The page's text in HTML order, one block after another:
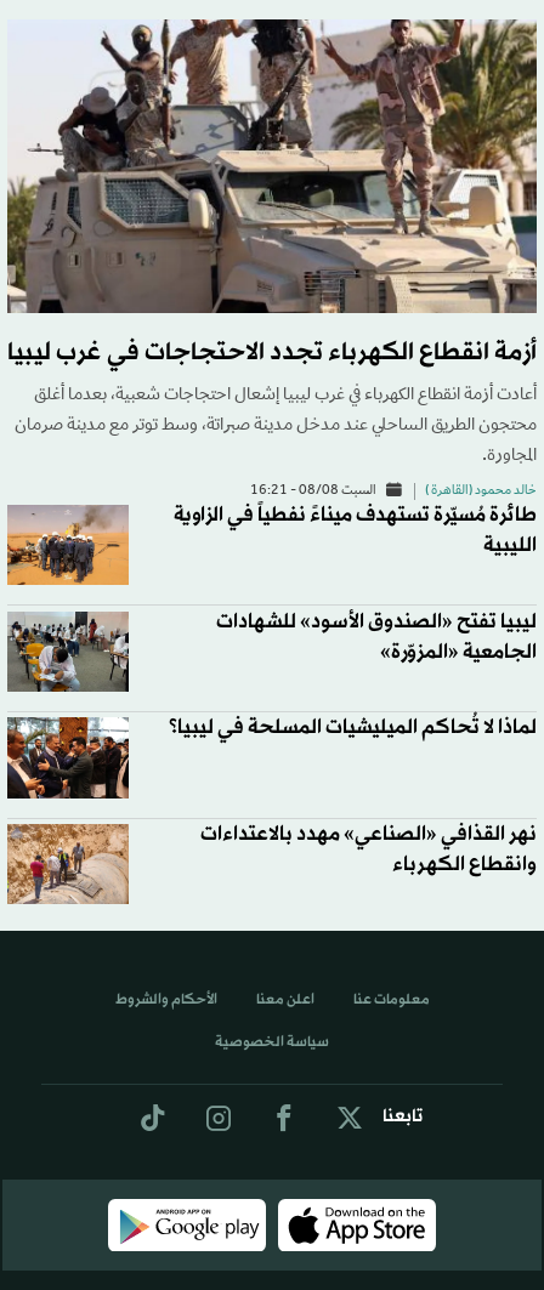
أزمة انقطاع الكهرباء تجدد الاحتجاجات في غرب ليبيا
أعادت أزمة انقطاع الكهرباء في غرب ليبيا إشعال احتجاجات شعبية، بعدما أغلق
محتجون الطريق الساحلي عند مدخل مدينة صبراتة، وسط توتر مع مدينة صرمان
المجاورة.
خالد محمود (القاهرة ) السبت 08/08 - 16:21
طائرة مُسيّرة تستهدف ميناءً نفطياً في الزاوية
الليبية
ليبيا تفتح «الصندوق الأسود» للشهادات
الجامعية «المزوّرة»
لماذا لا تُحاكم الميليشيات المسلحة في ليبيا؟
نهر القذافي «الصناعي» مهدد بالاعتداءات
وانقطاع الكهرباء
تابعنا
معلومات عنا اعلن معنا الأحكام والشروط
سياسة الخصوصية